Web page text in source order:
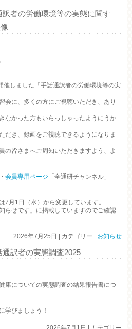
者の労働環境等の実態に関す
催しました「手話通訳者の労働環境等の実
会に、多くの方にご視聴いただき、あり
なかった方もいらっしゃったようにうか
だき、録画をご視聴できるようになりま
の皆さまへご周知いただきますよう、よ
会員専用ページ 「全通研チャンネル」
月1日（水）から変更しています。
らせです」に掲載していますのでご確認
2026年7月25日 | カテゴリー : お知らせ
通訳者の実態調査2025
康についての実態調査の結果報告書につ
学びましょう！